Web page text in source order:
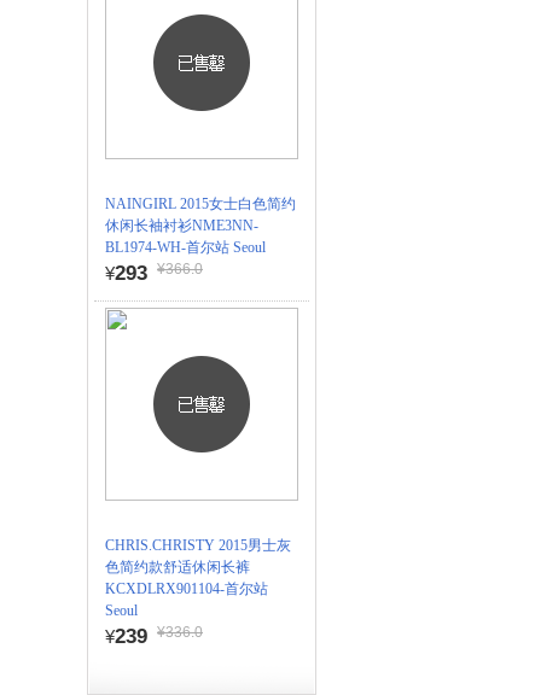
NAINGIRL 2015女士白色简约
休闲长袖衬衫NME3NN-
BL1974-WH-首尔站 Seoul
¥293 ¥366.0
CHRIS.CHRISTY 2015男士灰
色简约款舒适休闲长裤
KCXDLRX901104-首尔站
Seoul
¥239 ¥336.0